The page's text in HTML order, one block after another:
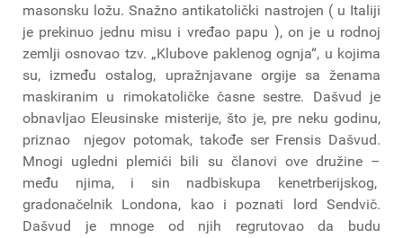
masonsku ložu. Snažno antikatolički nastrojen ( u Italiji
je prekinuo jednu misu i vređao papu ), on je u rodnoj
zemlji osnovao tzv. „Klubove paklenog ognja“, u kojima
su, između ostalog, upražnjavane orgije sa ženama
maskiranim u rimokatoličke časne sestre. Dašvud je
obnavljao Eleusinske misterije, što je, pre neku godinu,
priznao njegov potomak, takođe ser Frensis Dašvud.
Mnogi ugledni plemići bili su članovi ove družine –
među njima, i sin nadbiskupa kenetrberijskog,
gradonačelnik Londona, kao i poznati lord Sendvič.
Dašvud je mnoge od njih regrutovao da budu